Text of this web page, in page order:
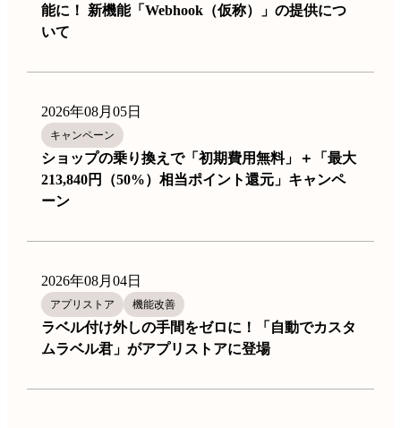
能に！ 新機能「Webhook（仮称）」の提供につ
いて
2026年08月05日
キャンペーン
ショップの乗り換えで「初期費用無料」＋「最大
213,840円（50%）相当ポイント還元」キャンペ
ーン
2026年08月04日
アプリストア 機能改善
ラベル付け外しの手間をゼロに！「自動でカスタ
ムラベル君」がアプリストアに登場